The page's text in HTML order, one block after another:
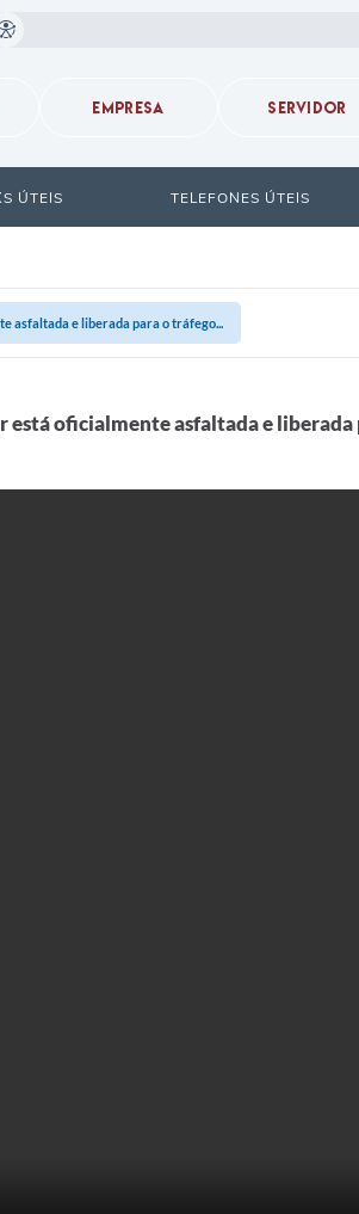
EMPRESA SERVIDOR
ÚTEIS TELEFONES ÚTEIS
asfaltada e liberada para o tráfego...
oficialmente asfaltada e liberada